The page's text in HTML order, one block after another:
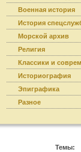
Военная история
История
Морской архив
Религия
Классики и
Историография
Эпиграфика
Разное
Темы: